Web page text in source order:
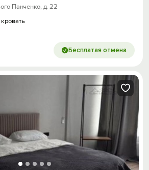
Панченко, д. 22
кровать
Бесплатая отмена